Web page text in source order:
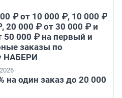
₽ от 10 000 ₽, 10 000 ₽
20 000 ₽ от 30 000 ₽ и
50 000 ₽ на первый и
заказы по
НАБЕРИ
на один заказ до 20 000